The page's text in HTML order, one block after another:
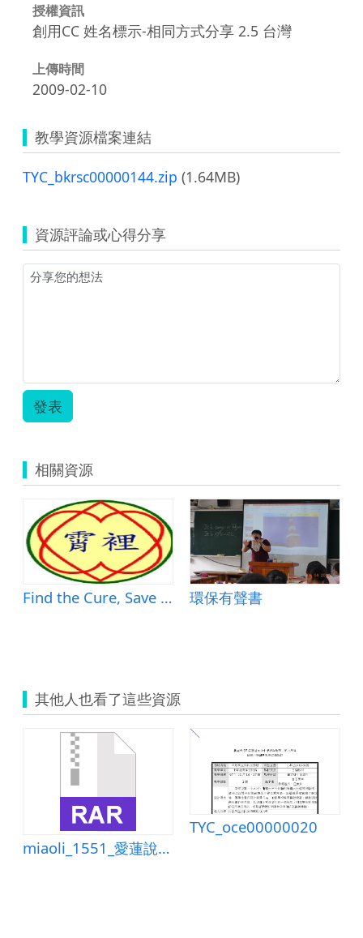
授權資訊
創用CC 姓名標示-相同方式分享 2.5 台灣
上傳時間
2009-02-10
教學資源檔案連結
TYC_bkrsc00000144.zip (1.64MB)
資源評論或心得分享
發表
相關資源
Find the Cure, Save your Teacher 環保有聲書
其他人也看了這些資源
miaoli_1551_愛蓮說教材
TYC_oce00000020